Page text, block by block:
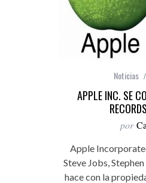
Noticias
APPLE INC. SE
por
Apple
Steve Jobs,
hace con la